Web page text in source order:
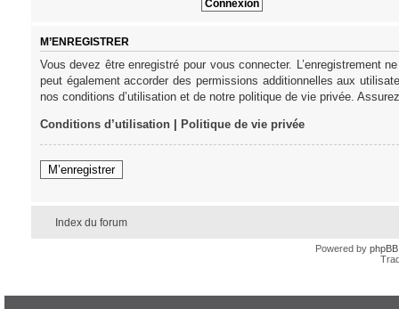
M’ENREGISTRER
Vous devez être enregistré pour vous connecter. L’enregistrement
peut également accorder des permissions additionnelles aux
nos conditions d’utilisation et de notre politique de vie privée.
Conditions d’utilisation| Politique de vie privée
M’enregistrer
Index du forum
Powered by phpBB